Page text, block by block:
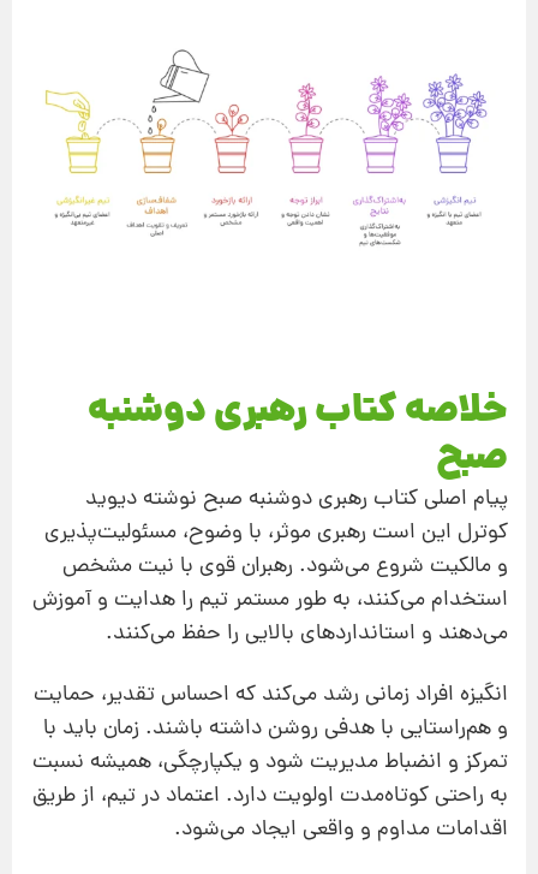
خلاصه کتاب رهبری دوشنبه
صبح
پیام اصلی کتاب رهبری دوشنبه صبح نوشته دیوید
کوترل این است رهبری موثر، با وضوح، مسئولیت‌پذیری
و مالکیت شروع می‌شود. رهبران قوی با نیت مشخص
استخدام می‌کنند، به طور مستمر تیم را هدایت و آموزش
می‌دهند و استانداردهای بالایی را حفظ می‌کنند.
انگیزه افراد زمانی رشد می‌کند که احساس تقدیر، حمایت
و هم‌راستایی با هدفی روشن داشته باشند. زمان باید با
تمرکز و انضباط مدیریت شود و یکپارچگی، همیشه نسبت
به راحتی کوتاه‌مدت اولویت دارد. اعتماد در تیم، از طریق
اقدامات مداوم و واقعی ایجاد می‌شود.